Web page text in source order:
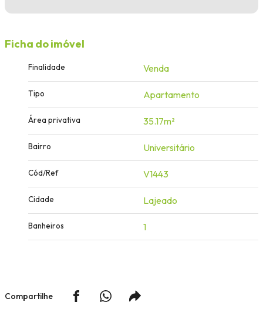
Ficha do imóvel
Finalidade Venda
Tipo Apartamento
Área privativa 35.17m²
Bairro Universitário
Cód/Ref V1443
Cidade Lajeado
Banheiros 1
Compartilhe